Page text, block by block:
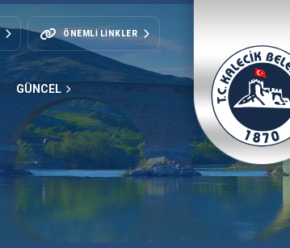
ÖNEMLI LINKLER
GÜNCEL